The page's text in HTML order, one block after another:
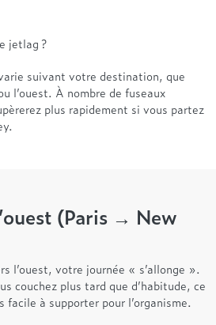
jetlag ?
suivant votre destination, que
l’ouest. À nombre de fuseaux
plus rapidement si vous partez
(Paris → New
l’ouest, votre journée « s’allonge ».
couchez plus tard que d’habitude, ce
à supporter pour l’organisme.